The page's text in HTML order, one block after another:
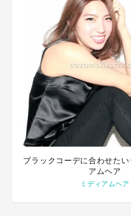
ブラックコーデに合わせた
アムヘア
ミディアムヘア